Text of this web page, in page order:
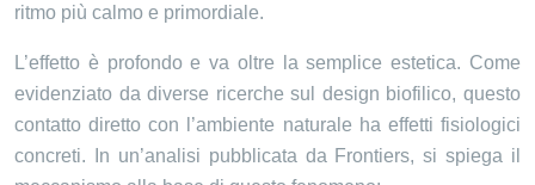
ritmo più calmo e primordiale.
L’effetto è profondo e va oltre la semplice estetica. Come
evidenziato da diverse ricerche sul design biofilico, questo
contatto diretto con l’ambiente naturale ha effetti fisiologici
concreti. In un’analisi pubblicata da Frontiers, si spiega il